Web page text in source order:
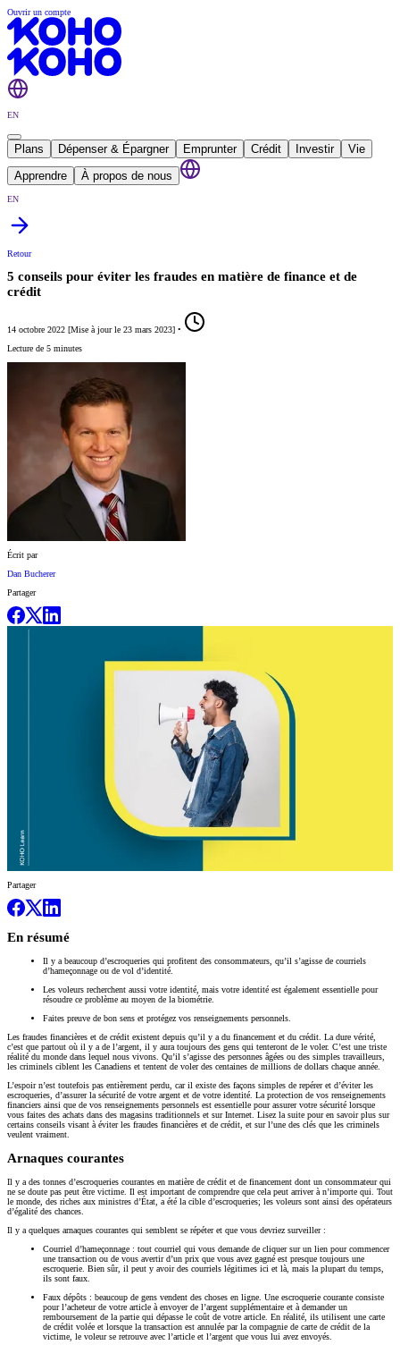
Ouvrir un compte
EN
Plans Dépenser & Épargner Emprunter Crédit Investir
Vie
Apprendre
À propos de nous
EN
Retour
5 conseils pour éviter les fraudes en matière de finance et de
crédit
14 octobre 2022 [Mise à jour le 23 mars 2023] •
Lecture de 5 minutes
Écrit par
Dan Bucherer
Partager
Partager
En résumé
Il y a beaucoup d’escroqueries qui profitent des consommateurs, qu’il s’agisse de courriels
d’hameçonnage ou de vol d’identité.
Les voleurs recherchent aussi votre identité, mais votre identité est également essentielle pour
résoudre ce problème au moyen de la biométrie.
Faites preuve de bon sens et protégez vos renseignements personnels.
Les fraudes financières et de crédit existent depuis qu’il y a du financement et du crédit. La dure vérité,
c’est que partout où il y a de l’argent, il y aura toujours des gens qui tenteront de le voler. C’est une triste
réalité du monde dans lequel nous vivons. Qu’il s’agisse des personnes âgées ou des simples travailleurs,
les criminels ciblent les Canadiens et tentent de voler des centaines de millions de dollars chaque année.
L’espoir n’est toutefois pas entièrement perdu, car il existe des façons simples de repérer et d’éviter les
escroqueries, d’assurer la sécurité de votre argent et de votre identité. La protection de vos renseignements
financiers ainsi que de vos renseignements personnels est essentielle pour assurer votre sécurité lorsque
vous faites des achats dans des magasins traditionnels et sur Internet. Lisez la suite pour en savoir plus sur
certains conseils visant à éviter les fraudes financières et de crédit, et sur l’une des clés que les criminels
veulent vraiment.
Arnaques courantes
Il y a des tonnes d’escroqueries courantes en matière de crédit et de financement dont un consommateur qui
ne se doute pas peut être victime. Il est important de comprendre que cela peut arriver à n’importe qui. Tout
le monde, des riches aux ministres d’État, a été la cible d’escroqueries; les voleurs sont ainsi des opérateurs
d’égalité des chances.
Il y a quelques arnaques courantes qui semblent se répéter et que vous devriez surveiller :
Courriel d’hameçonnage : tout courriel qui vous demande de cliquer sur un lien pour commencer
une transaction ou de vous avertir d’un prix que vous avez gagné est presque toujours une
escroquerie. Bien sûr, il peut y avoir des courriels légitimes ici et là, mais la plupart du temps,
ils sont faux.
Faux dépôts : beaucoup de gens vendent des choses en ligne. Une escroquerie courante consiste
pour l’acheteur de votre article à envoyer de l’argent supplémentaire et à demander un
remboursement de la partie qui dépasse le coût de votre article. En réalité, ils utilisent une carte
de crédit volée et lorsque la transaction est annulée par la compagnie de carte de crédit de la
victime, le voleur se retrouve avec l’article et l’argent que vous lui avez envoyés.